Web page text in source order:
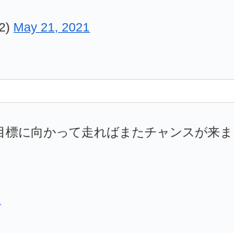
May 21, 2021
に向かって走ればまたチャンスが来ま